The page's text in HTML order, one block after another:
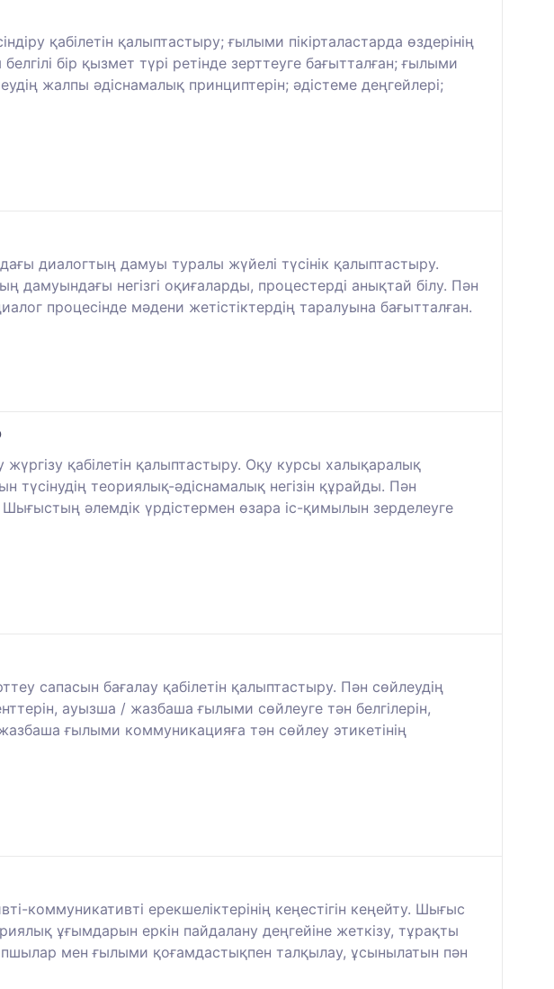
қабілетін қалыптастыру; ғылыми пікірталастарда өздерінің
бір қызмет түрі ретінде зерттеуге бағытталған; ғылыми
жалпы әдіснамалық принциптерін; әдістеме деңгейлері;
диалогтың дамуы туралы жүйелі түсінік қалыптастыру.
негізгі оқиғаларды, процестерді анықтай білу. Пән
процесінде мәдени жетістіктердің таралуына бағытталған.
қабілетін қалыптастыру. Оқу курсы халықаралық
теориялық-әдіснамалық негізін құрайды. Пән
әлемдік үрдістермен өзара іс-қимылын зерделеуге
сапасын бағалау қабілетін қалыптастыру. Пән сөйлеудің
ауызша / жазбаша ғылыми сөйлеуге тән белгілерін,
ғылыми коммуникацияға тән сөйлеу этикетінің
коммуникативті ерекшеліктерінің кеңестігін кеңейту. Шығыс
ұғымдарын еркін пайдалану деңгейіне жеткізу, тұрақты
мен ғылыми қоғамдастықпен талқылау, ұсынылатын пән